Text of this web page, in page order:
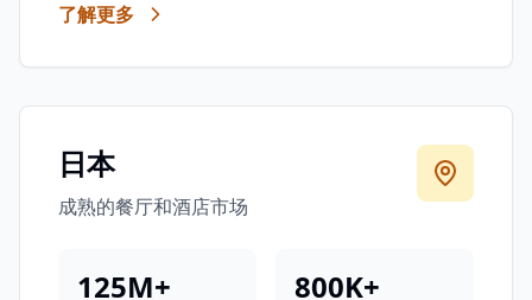
了解更多
日本
成熟的餐厅和酒店市场
125M+ 800K+